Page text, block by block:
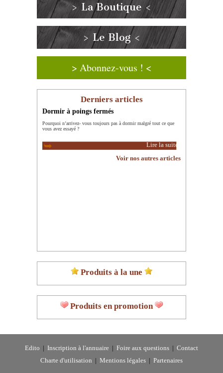
> La Boutique <
> Le Blog <
> Abonnez-vous ! <
Derniers articles
Dormir à poings fermés
Pourquoi n’arrivez- vous toujours pas à dormir malgré tout ce que
vous avez essayé ?
Lire la suite
Voir nos autres articles
Produits à la une
Produits en promotion
Edito Inscription à l'annuaire Foire aux questions
Contact
Charte d'utilisation
Mentions légales Partenaires